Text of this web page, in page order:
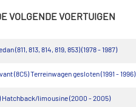
VOLGENDE VOERTUIGEN
(811, 813, 814, 819, 853) (1978 - 1987)
(8C5) Terreinwagen gesloten (1991 - 1996)
Hatchback/limousine (2000 - 2005)